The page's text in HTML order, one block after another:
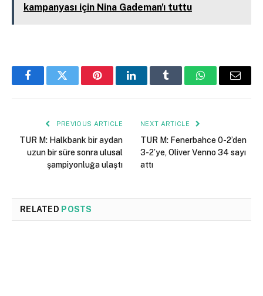
kampanyası için Nina Gademan'ı tuttu
FacebookTwitter PinterestLinkedInTumblr WhatsAppEmail
PREVIOUS ARTICLE
TUR M: Halkbank bir aydan
uzun bir süre sonra ulusal
şampiyonluğa ulaştı
NEXT ARTICLE
TUR M: Fenerbahce 0-2’den
3-2’ye, Oliver Venno 34 sayı
attı
RELATED POSTS